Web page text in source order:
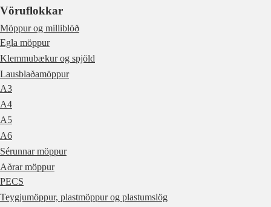
Vöruflokkar
Möppur og milliblöð
Egla möppur
Klemmubækur og spjöld
Lausblaðamöppur
A3
A4
A5
A6
Sérunnar möppur
Aðrar möppur
PECS
Teygjumöppur, plastmöppur og plastumslög